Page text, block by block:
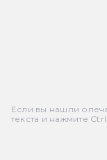
Если вы нашли
текста и нажмите